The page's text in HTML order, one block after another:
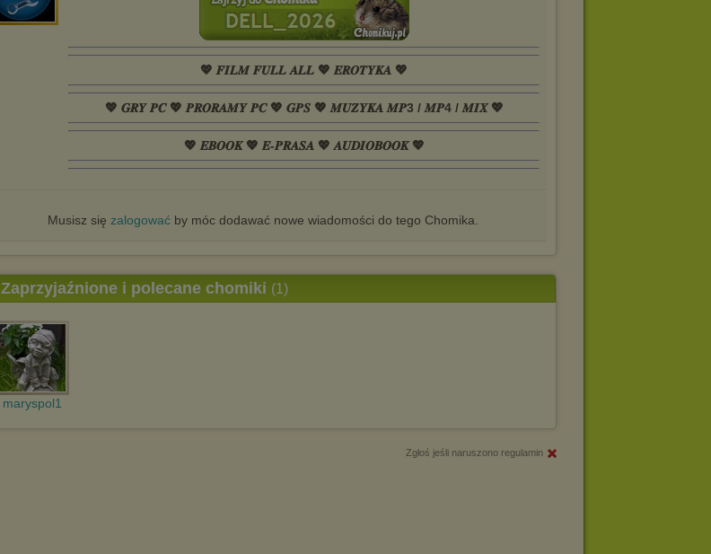
💖 𝑭𝑰𝑳𝑴 𝑭𝑼𝑳𝑳 𝑨𝑳𝑳 💖 𝑬𝑹𝑶𝑻𝒀𝑲𝑨 💖
💖 𝑮𝑹𝒀 𝑷𝑪 💖 𝑷𝑹𝑶𝑹𝑨𝑴𝒀 𝑷𝑪 💖 𝑮𝑷𝑺 💖 𝑴𝑼𝒁𝒀𝑲𝑨 𝑴𝑷3 / 𝑴𝑷4 / 𝑴𝑰𝑿 💖
💖 𝑬𝑩𝑶𝑶𝑲 💖 𝑬-𝑷𝑹𝑨𝑺𝑨 💖 𝑨𝑼𝑫𝑰𝑶𝑩𝑶𝑶𝑲 💖
Musisz się zalogowaćby móc dodawać nowe wiadomości do tego Chomika.
Zaprzyjaźnione i polecane chomiki (1)
maryspol1
Zgłoś jeśli naruszono regulamin